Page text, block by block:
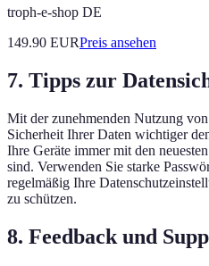
troph-e-shop DE
149.90 EURPreis ansehen
7. Tipps zur
Mit der zunehmenden Nutzung
Sicherheit Ihrer Daten wichtiger
Ihre Geräte immer mit den
sind. Verwenden Sie starke
regelmäßig Ihre
zu schützen.
8. Feedback und